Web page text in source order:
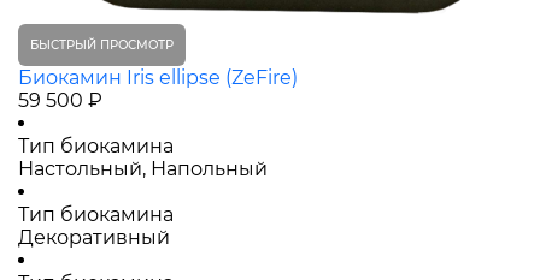
БЫСТРЫЙ ПРОСМОТР
Биокамин Iris ellipse (ZeFire)
59 500 ₽
Тип биокамина
Настольный, Напольный
Тип биокамина
Декоративный